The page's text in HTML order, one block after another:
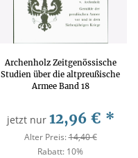
Archenholz Zeitgenössische
Studien über die altpreußische
Armee Band 18
jetzt nur 12,96 € *
Alter Preis:14,40 €
Rabatt: 10%